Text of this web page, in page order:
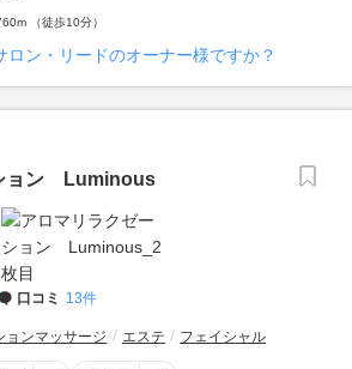
（徒歩10分）
ロン・リードのオーナー様ですか？
ョン Luminous
口コミ 13件
ョンマッサージ エステ フェイシャル